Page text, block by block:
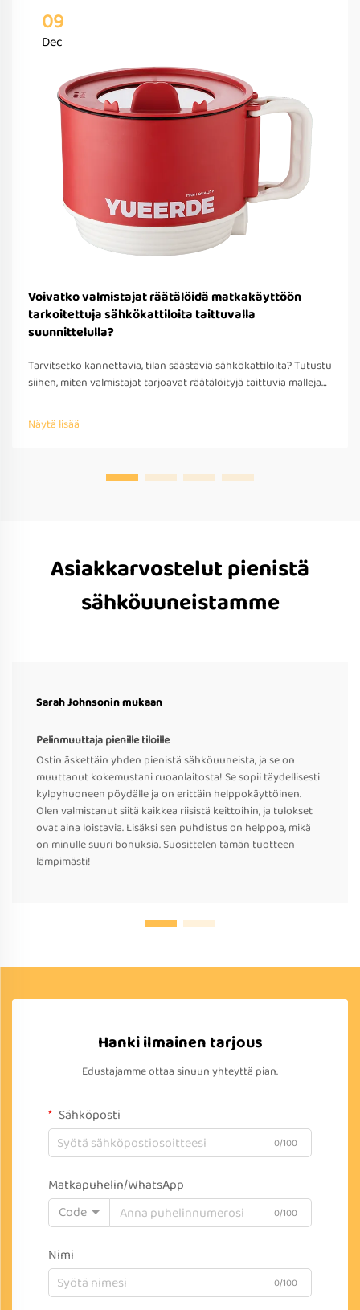
09
Dec
Voivatko valmistajat räätälöidä matkakäyttöön
tarkoitettuja sähkökattiloita taittuvalla
suunnittelulla?
Tarvitsetko kannettavia, tilan säästäviä sähkökattiloita? Tutustu
siihen, miten valmistajat tarjoavat räätälöityjä taittuvia malleja
kansainvälinen yhteensopivuus. Pyydä tarjous jo tänään.
Näytä lisää
Asiakkarvostelut pienistä
sähköuuneistamme
Sarah Johnsonin mukaan
Pelinmuuttaja pienille tiloille
Ostin äskettäin yhden pienistä sähköuuneista, ja se on
muuttanut kokemustani ruoanlaitosta! Se sopii täydellisesti
kylpyhuoneen pöydälle ja on erittäin helppokäyttöinen.
Olen valmistanut siitä kaikkea riisistä keittoihin, ja tulokset
ovat aina loistavia. Lisäksi sen puhdistus on helppoa, mikä
on minulle suuri bonuksia. Suosittelen tämän tuotteen
lämpimästi!
Hanki ilmainen tarjous
Edustajamme ottaa sinuun yhteyttä pian.
Sähköposti
0/100
Matkapuhelin/WhatsApp
Code
0/100
Nimi
0/100